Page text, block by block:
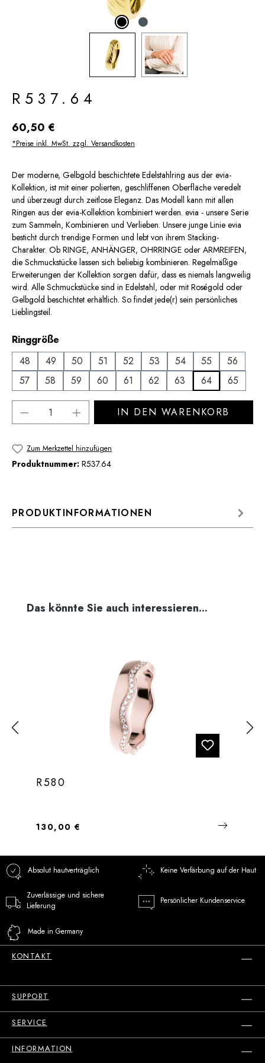
R537.64
Regulärer Preis:
60,50 €
*Preise inkl. MwSt. zzgl. Versandkosten
Der moderne, Gelbgold beschichtete Edelstahlring aus der evia-
Kollektion, ist mit einer polierten, geschliffenen Oberfläche veredelt
und überzeugt durch zeitlose Eleganz. Das Modell kann mit allen
Ringen aus der evia-Kollektion kombiniert werden. evia - unsere Serie
zum Sammeln, Kombinieren und Verlieben. Unsere junge Linie evia
besticht durch trendige Formen und lebt von ihrem Stacking-
Charakter. Ob RINGE, ANHÄNGER, OHRRINGE oder ARMREIFEN,
die Schmuckstücke lassen sich beliebig kombinieren. Regelmäßige
Erweiterungen der Kollektion sorgen dafür, dass es niemals langweilig
wird. Alle Schmuckstücke sind in Edelstahl, oder mit Roségold oder
Gelbgold beschichtet erhältlich. So findet jede(r) sein persönliches
Lieblingsteil.
Ringgröße
48
49 50 51 52 53 54 55
56
57
58 59 60 61 62 63 64 65
Produkt Anzahl: Gib den gewünschten
IN DEN WARENKORB
Zum Merkzettel hinzufügen
Produktnummer: R537.64
PRODUKTINFORMATIONEN
Produktgalerie überspringen
Das könnte Sie auch interessieren...
R580
Regulärer Preis:
130,00 €
Absolut hautverträglich Keine Verfärbung auf der Haut
Zuverlässige und sichere
Lieferung
Persönlicher Kundenservice
Made in Germany
KONTAKT
SUPPORT
SERVICE
INFORMATION